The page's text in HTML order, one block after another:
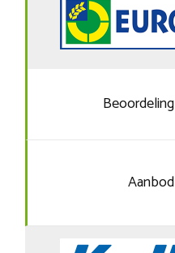
Beoordeling
Aanbod